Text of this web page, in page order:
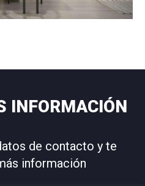
INFORMACIÓN
de contacto y te
información